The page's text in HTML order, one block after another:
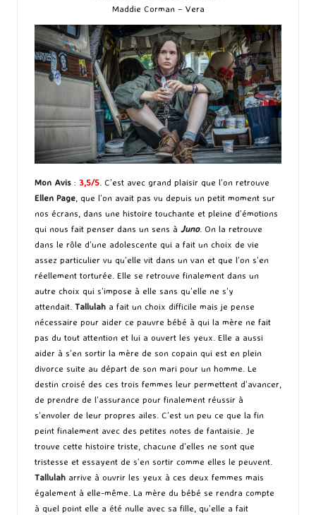
Maddie Corman – Vera
Mon Avis : 3,5/5. C’est avec grand plaisir que l’on retrouve
Ellen Page, que l’on avait pas vu depuis un petit moment sur
nos écrans, dans une histoire touchante et pleine d’émotions
qui nous fait penser dans un sens à Juno. On la retrouve
dans le rôle d’une adolescente qui a fait un choix de vie
assez particulier vu qu’elle vit dans un van et que l’on s’en
réellement torturée. Elle se retrouve finalement dans un
autre choix qui s’impose à elle sans qu’elle ne s’y
attendait. Tallulah a fait un choix difficile mais je pense
nécessaire pour aider ce pauvre bébé à qui la mère ne fait
pas du tout attention et lui a ouvert les yeux. Elle a aussi
aider à s’en sortir la mère de son copain qui est en plein
divorce suite au départ de son mari pour un homme. Le
destin croisé des ces trois femmes leur permettent d’avancer,
de prendre de l’assurance pour finalement réussir à
s’envoler de leur propres ailes. C’est un peu ce que la fin
peint finalement avec des petites notes de fantaisie. Je
trouve cette histoire triste, chacune d’elles ne sont que
tristesse et essayent de s’en sortir comme elles le peuvent.
Tallulah arrive à ouvrir les yeux à ces deux femmes mais
également à elle-même. La mère du bébé se rendra compte
à quel point elle a été nulle avec sa fille, qu’elle a fait